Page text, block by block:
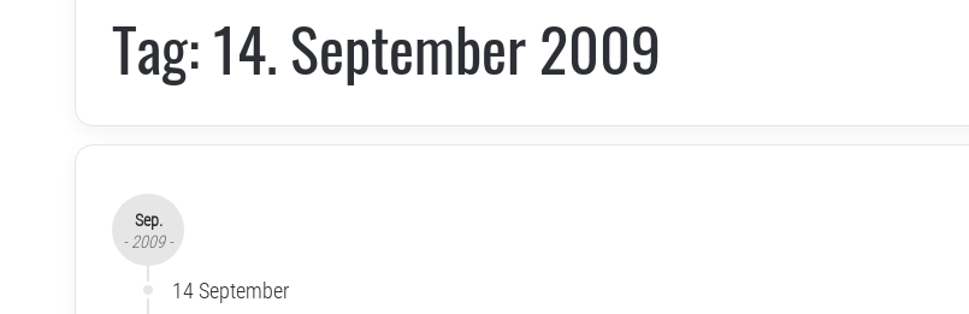
Tag:14. September 2009
Sep.
- 2009 -
14 September